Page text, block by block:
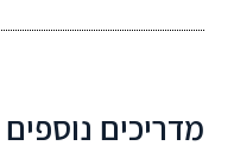
מדריכים נוספים